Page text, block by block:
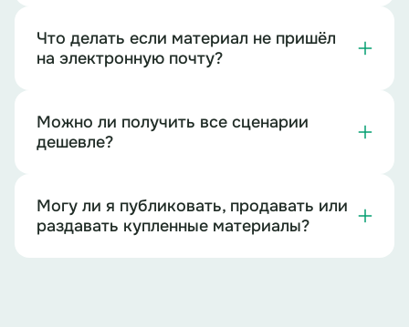
Что делать если материал не пришёл
на электронную почту?
Можно ли получить все сценарии
дешевле?
Могу ли я публиковать, продавать или
раздавать купленные материалы?